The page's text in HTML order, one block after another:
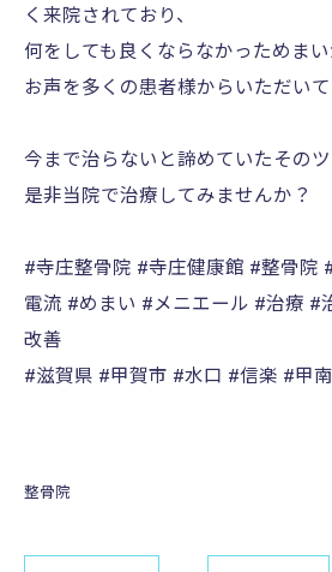
く来院されており、
何をしても良くならなかっためま
お声を多くの患者様からいただいて
今まで治らないと諦めていたそのツ
是非当院で治療してみませんか？
#寺庄整骨院 #寺庄健康館 #整骨院
電流 #めまい #メニエール #治療 #
改善
#滋賀県 #甲賀市 #水口 #信楽 #甲
整骨院